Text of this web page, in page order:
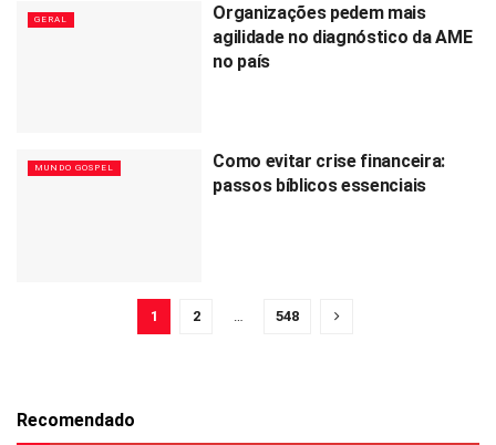
GERAL
Organizações pedem mais
agilidade no diagnóstico da AME
no país
MUNDO GOSPEL
Como evitar crise financeira:
passos bíblicos essenciais
1 2 548
Recomendado